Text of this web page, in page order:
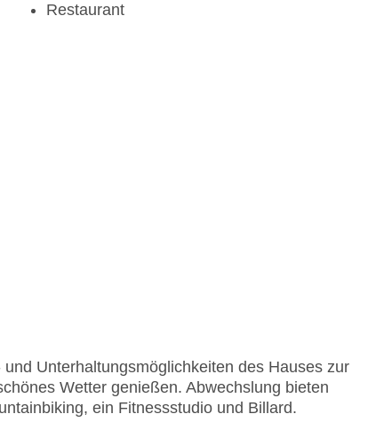
Restaurant
Unterhaltungsmöglichkeiten des Hauses zur
Wetter genießen. Abwechslung bieten
ein Fitnessstudio und Billard.